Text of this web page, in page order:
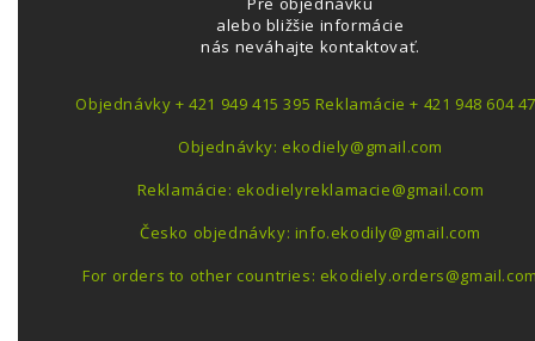
alebo bližšie informácie
nás neváhajte kontaktovať.
Objednávky + 421 949 415 395 Reklamácie + 421 948 604
Objednávky: ekodiely@gmail.com
Reklamácie: ekodielyreklamacie@gmail.com
Česko objednávky: info.ekodily@gmail.com
For orders to other countries: